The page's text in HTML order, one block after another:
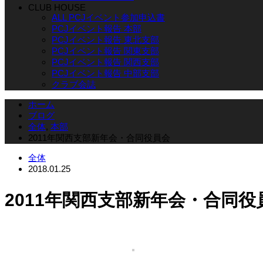
CLUB HOUSE
ALL PCJイベント参加申込書
PCJイベント報告 本部
PCJイベント報告 東北支部
PCJイベント報告 関東支部
PCJイベント報告 関西支部
PCJイベント報告 中部支部
クラブ会誌
ホーム
ブログ
全体, 本部
2011年関西支部新年会・合同役員会
全体
2018.01.25
2011年関西支部新年会・合同役